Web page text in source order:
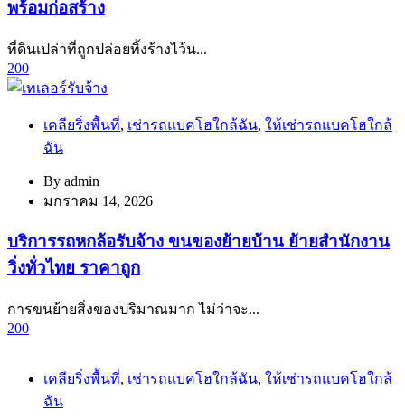
พร้อมก่อสร้าง
ที่ดินเปล่าที่ถูกปล่อยทิ้งร้างไว้น...
200
เคลียริ่งพื้นที่, เช่ารถแบคโฮใกล้ฉัน, ให้เช่ารถแบคโฮใกล้
ฉัน
By admin
มกราคม 14, 2026
บริการรถหกล้อรับจ้าง ขนของย้ายบ้าน ย้ายสำนักงาน
วิ่งทั่วไทย ราคาถูก
การขนย้ายสิ่งของปริมาณมาก ไม่ว่าจะ...
200
เคลียริ่งพื้นที่, เช่ารถแบคโฮใกล้ฉัน, ให้เช่ารถแบคโฮใกล้
ฉัน